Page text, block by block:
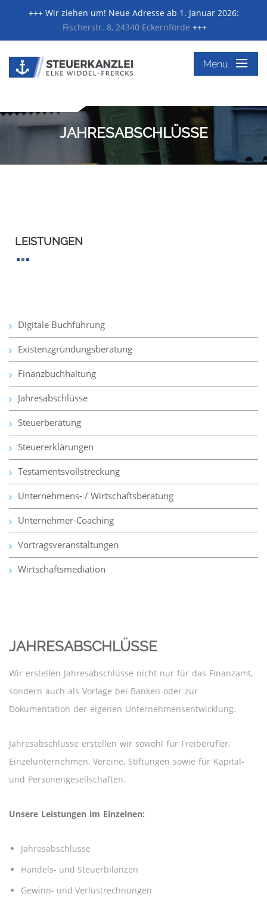
+++ Wir ziehen um! Neue Adresse ab 1. Januar 2026:
Fischerstr. 8, 24340 Eckernförde +++
Menu ≡
JAHRESABSCHLÜSSE
LEISTUNGEN
Digitale Buchführung
Existenzgründungsberatung
Finanzbuchhaltung
Jahresabschlüsse
Steuerberatung
Steuererklärungen
Testamentsvollstreckung
Unternehmens- / Wirtschaftsberatung
Unternehmer-Coaching
Vortragsveranstaltungen
Wirtschaftsmediation
JAHRESABSCHLÜSSE
Wir erstellen Jahresabschlüsse nicht nur für das Finanzamt,
sondern auch als Vorlage bei Banken oder zur
Dokumentation der eigenen Unternehmensentwicklung.
Jahresabschlüsse erstellen wir sowohl für Freiberufler,
Einzelunternehmen, Vereine, Stiftungen sowie für Kapital-
und Personengesellschaften.
Unsere Leistungen im Einzelnen:
Jahresabschlüsse
Handels- und Steuerbilanzen
Gewinn- und Verlustrechnungen